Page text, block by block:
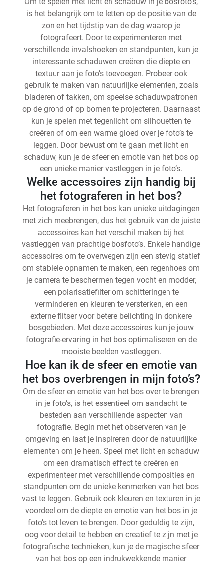
is het belangrijk om te letten op de positie van de
zon en het tijdstip van de dag waarop je
fotografeert. Door te experimenteren met
verschillende invalshoeken en standpunten, kun je
interessante schaduwen creëren die diepte en
textuur aan je foto’s toevoegen. Probeer ook
gebruik te maken van natuurlijke elementen, zoals
bladeren of takken, om speelse schaduwpatronen
op de grond of op bomen te projecteren. Daarnaast
kun je spelen met tegenlicht om silhouetten te
creëren of om een warme gloed over je foto’s te
leggen. Door bewust om te gaan met licht en
schaduw, kun je de sfeer en emotie van het bos op
een unieke manier vastleggen in je foto’s.
Welke accessoires zijn handig bij
het fotograferen in het bos?
Het fotograferen in het bos kan unieke uitdagingen
met zich meebrengen, dus het gebruik van de juiste
accessoires kan het verschil maken bij het
vastleggen van prachtige bosfoto’s. Enkele handige
accessoires om te overwegen zijn een stevig statief
om stabiele opnamen te maken, een regenhoes om
je camera te beschermen tegen vocht en modder,
een polarisatiefilter om schitteringen te
verminderen en kleuren te versterken, en een
externe flitser voor betere belichting in donkere
bosgebieden. Met deze accessoires kun je jouw
fotografie-ervaring in het bos optimaliseren en de
mooiste beelden vastleggen.
Hoe kan ik de sfeer en emotie van
het bos overbrengen in mijn foto’s?
Om de sfeer en emotie van het bos over te brengen
in je foto’s, is het essentieel om aandacht te
besteden aan verschillende aspecten van
fotografie. Begin met het observeren van je
omgeving en laat je inspireren door de natuurlijke
elementen om je heen. Speel met licht en schaduw
om een dramatisch effect te creëren en
experimenteer met verschillende composities en
standpunten om de unieke kenmerken van het bos
vast te leggen. Gebruik ook kleuren en texturen in je
voordeel om de diepte en emotie van het bos in je
foto’s tot leven te brengen. Door geduldig te zijn,
oog voor detail te hebben en creatief te zijn met je
fotografische technieken, kun je de magische sfeer
van het bos op een indrukwekkende manier